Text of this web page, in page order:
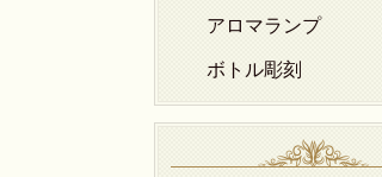
アロマランプ
ボトル彫刻